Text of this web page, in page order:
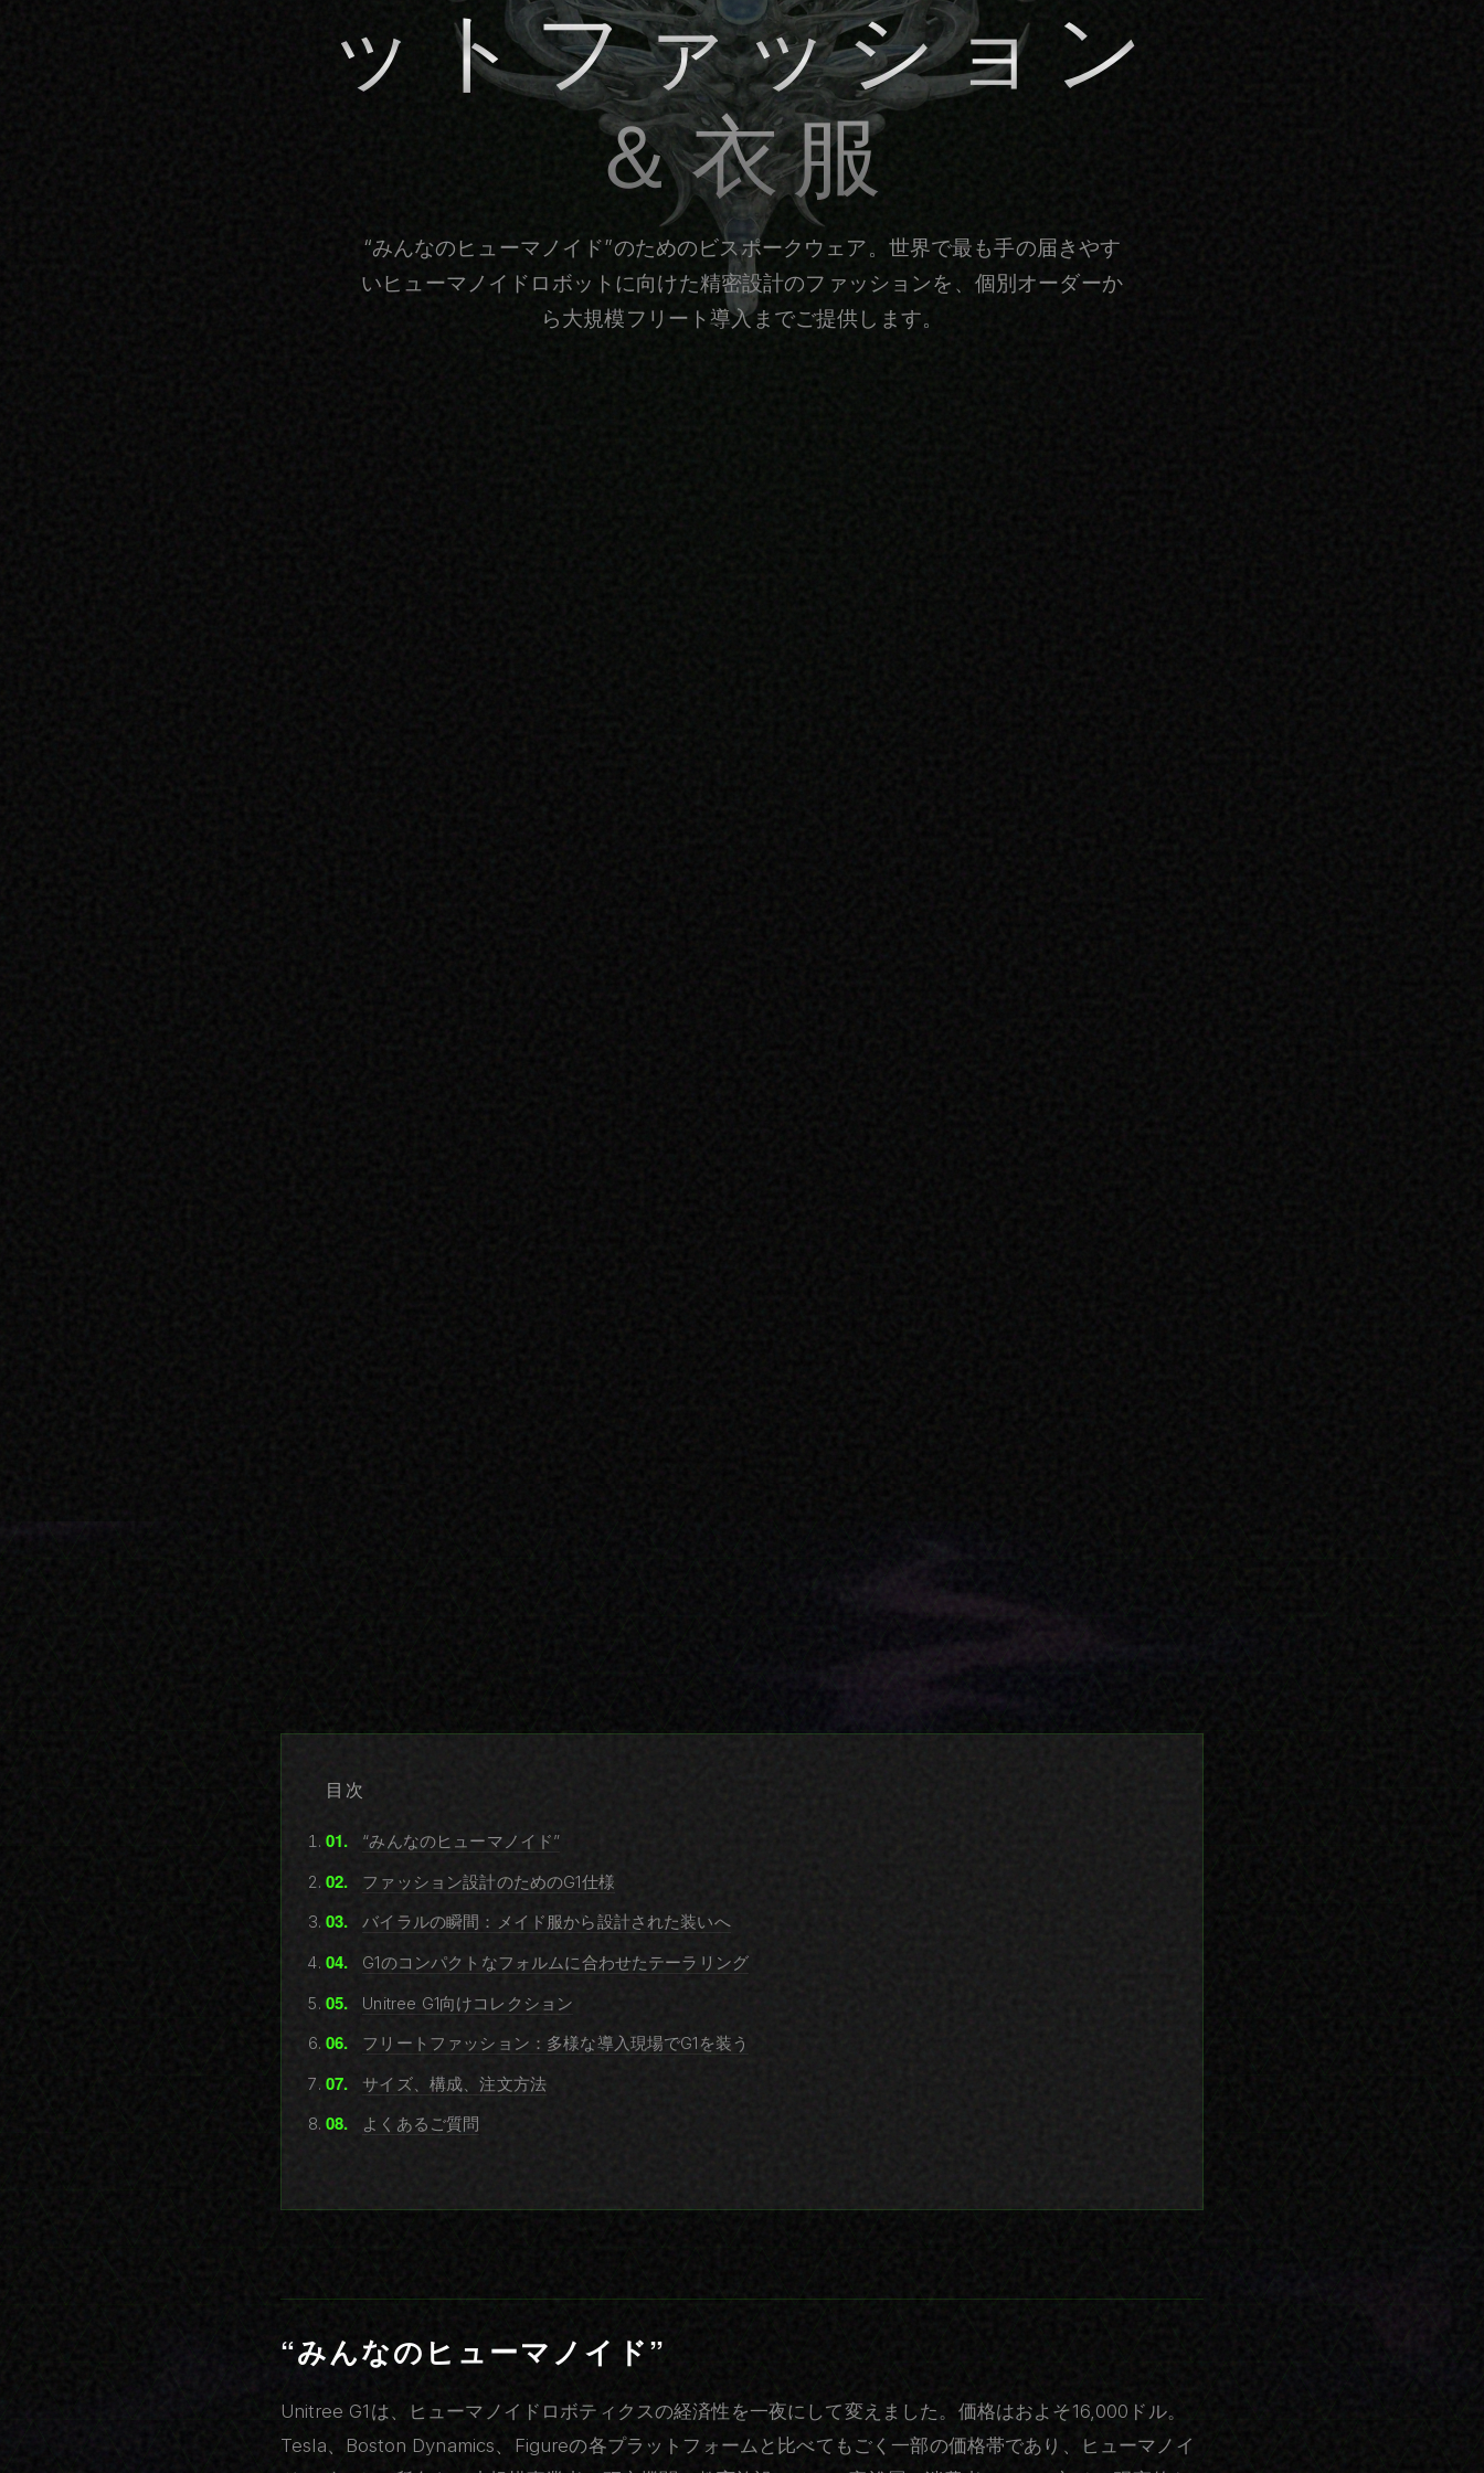
ットファッション
＆衣服
“みんなのヒューマノイド”のためのビスポークウェア。世界で最も手の届きやす
いヒューマノイドロボットに向けた精密設計のファッションを、個別オーダーか
ら大規模フリート導入までご提供します。
目次
“みんなのヒューマノイド”
ファッション設計のためのG1仕様
バイラルの瞬間：メイド服から設計された装いへ
G1のコンパクトなフォルムに合わせたテーラリング
Unitree G1向けコレクション
フリートファッション：多様な導入現場でG1を装う
サイズ、構成、注文方法
よくあるご質問
“みんなのヒューマノイド”
Unitree G1は、ヒューマノイドロボティクスの経済性を一夜にして変えました。価格はおよそ16,000ドル。
Tesla、Boston Dynamics、Figureの各プラットフォームと比べてもごく一部の価格帯であり、ヒューマノイ